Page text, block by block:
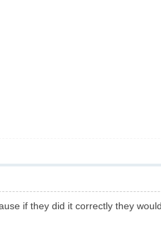
if they did it correctly they